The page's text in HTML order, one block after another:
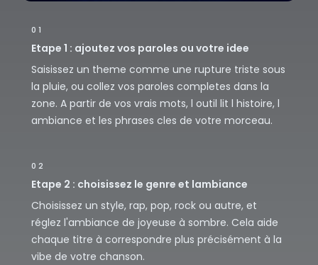
01
Etape 1 : ajoutez vos paroles ou votre idee
Saisissez un theme comme une rupture triste sous
la pluie, ou collez vos paroles completes dans la
zone. A partir de vos vrais mots, l outil lit l histoire, l
ambiance et les phrases cles de votre morceau.
02
Etape 2 : choisissez le genre et lambiance
Choisissez un style, rap, pop, rock ou autre, et
réglez l'ambiance de joyeuse à sombre. Cela aide
chaque titre à correspondre plus précisément à la
vibe de votre chanson.